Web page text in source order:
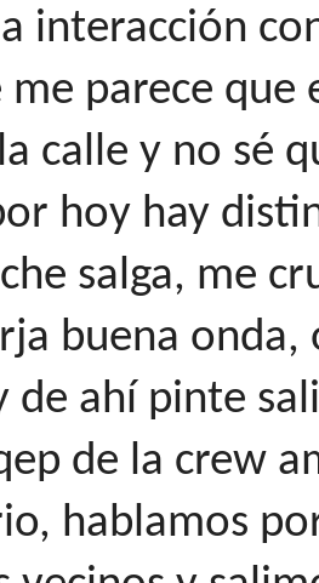
interacción
parece que
calle y no sé
hoy hay
salga, me
buena
de ahí pinte
de la crew
hablamos